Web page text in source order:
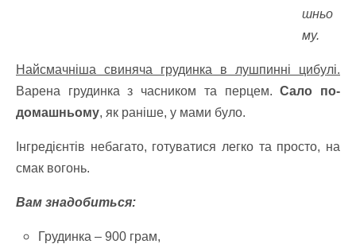
шньо
му.
Найсмачніша свиняча грудинка в лушпинні цибулі.
Варена грудинка з часником та перцем.Сало по-
домашньому, як раніше, у мами було.
Інгредієнтів небагато, готуватися легко та просто, на
смак вогонь.
Вам знадобиться:
Грудинка – 900 грам,